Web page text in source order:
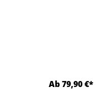
Ab 79,90 €*